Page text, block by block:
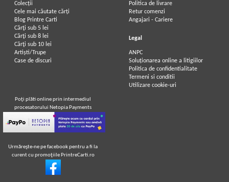
Alexandre Dumas - Vicontele de
Bragelonne (volumul 4)
Colecții
Cele mai căutate cărți
Blog Printre Carti
Cărţi sub 5 lei
Cărţi sub 8 lei
Cărţi sub 10 lei
Artiști/Trupe
Case de discuri
Politica de livrare
Retur comenzi
Angajari - Cariere
Legal
ANPC
Soluționarea online a litigiilor
Politica de confidentialitate
Termeni si conditii
Utilizare cookie-uri
Poţi plăti online prin intermediul
procesatorului Netopia Payments
Urmăreşte-ne pe facebook pentru a fi la
curent cu promoţiile PrintreCarti.ro